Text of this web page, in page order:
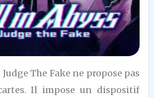
The Fake ne propose pas
Il impose un dispositif